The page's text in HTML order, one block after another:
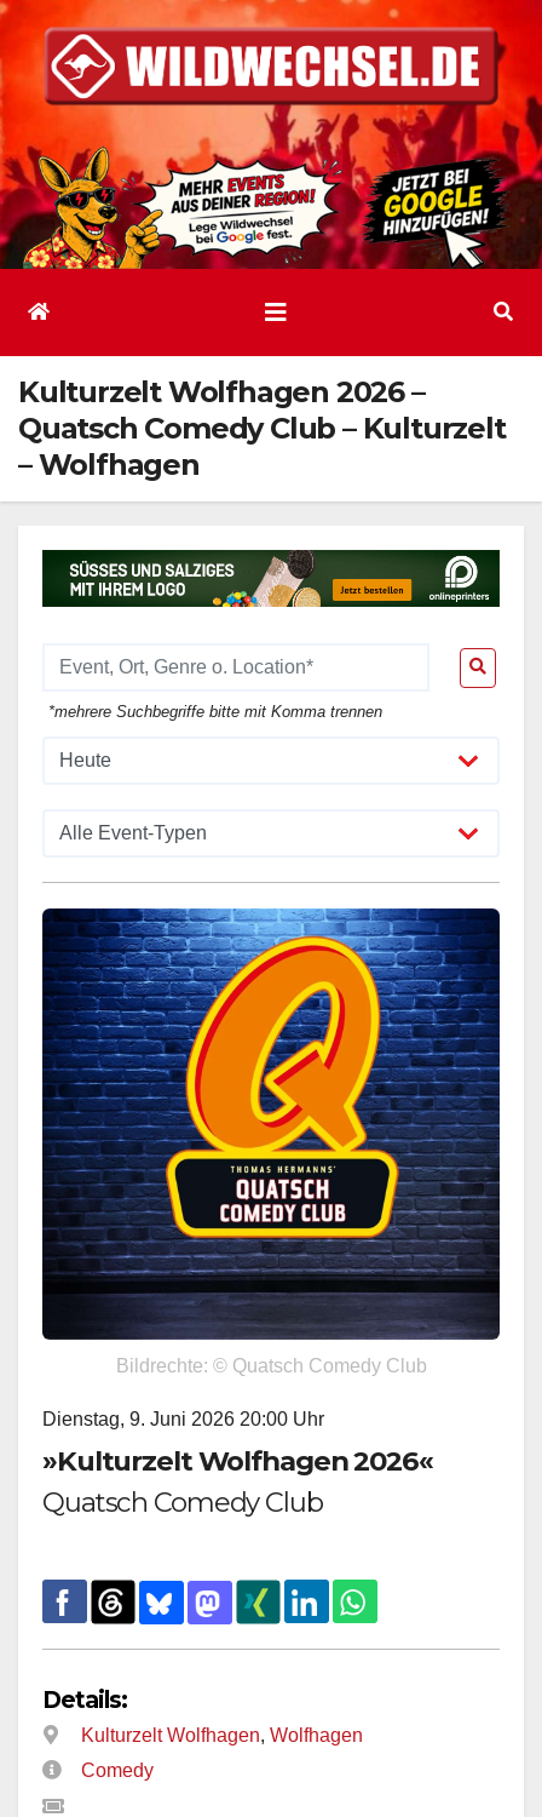
Inhalt
springen
Kulturzelt Wolfhagen 2026 –
Quatsch Comedy Club – Kulturzelt
– Wolfhagen
*mehrere Suchbegriffe bitte mit Komma trennen
Bildrechte: © Quatsch Comedy Club
Dienstag, 9. Juni 2026 20:00 Uhr
»Kulturzelt Wolfhagen 2026«
Quatsch Comedy Club
Details:
Kulturzelt Wolfhagen, Wolfhagen
Comedy